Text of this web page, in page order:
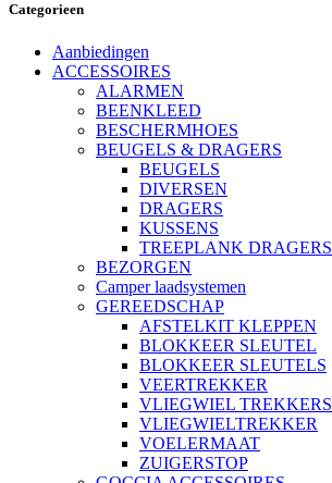
Categorieen
Aanbiedingen
ACCESSOIRES
ALARMEN
BEENKLEED
BESCHERMHOES
BEUGELS & DRAGERS
BEUGELS
DIVERSEN
DRAGERS
KUSSENS
TREEPLANK DRAGERS
BEZORGEN
Camper laadsystemen
GEREEDSCHAP
AFSTELKIT KLEPPEN
BLOKKEER SLEUTEL
BLOKKEER SLEUTELS
VEERTREKKER
VLIEGWIEL TREKKERS
VLIEGWIELTREKKER
VOELERMAAT
ZUIGERSTOP